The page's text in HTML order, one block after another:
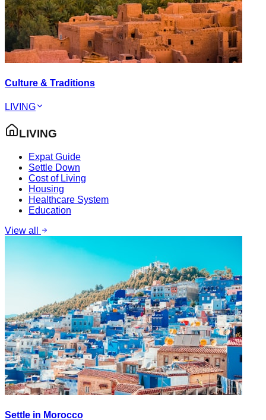
Culture & Traditions
LIVING
LIVING
Expat Guide
Settle Down
Cost of Living
Housing
Healthcare System
Education
View all
Settle in Morocco